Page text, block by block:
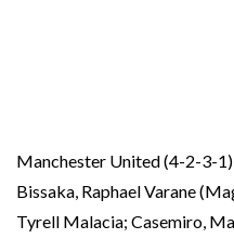
Manchester United (4-2-3-
Bissaka, Raphael Varane
Tyrell Malacia; Casemiro,